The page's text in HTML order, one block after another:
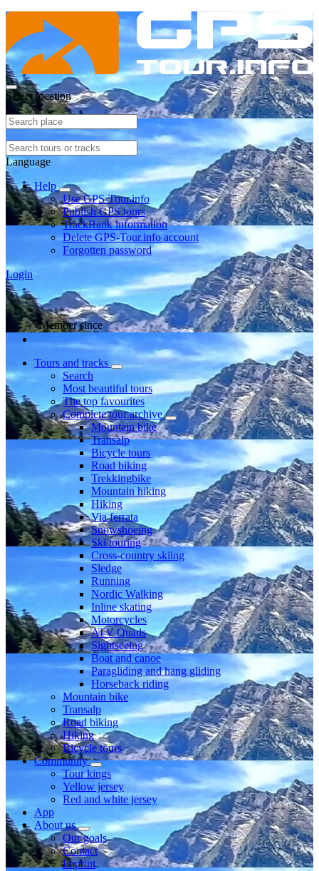
Select location
Language
Help
Use GPS-Tour.info
Publish GPS tours
TrackRank information
Delete GPS-Tour.info account
Forgotten password
Login
Member since
Tours and tracks
Search
Most beautiful tours
The top favourites
Complete tour archive
Mountain bike
Transalp
Bicycle tours
Road biking
Trekkingbike
Mountain hiking
Hiking
Via ferrata
Snowshoeing
Ski touring
Cross-country skiing
Sledge
Running
Nordic Walking
Inline skating
Motorcycles
ATV Quads
Sightseeing
Boat and canoe
Paragliding and hang gliding
Horseback riding
Mountain bike
Transalp
Road biking
Hiking
Bicycle tours
Community
Tour kings
Yellow jersey
Red and white jersey
App
About us
Our goals
Contact
Imprint